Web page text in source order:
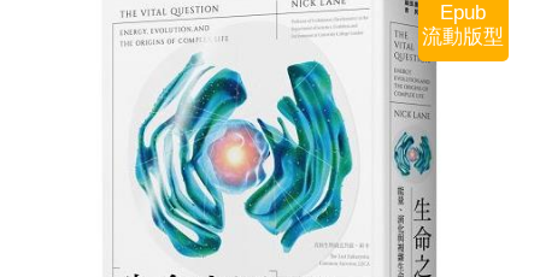
Epub
流動版型